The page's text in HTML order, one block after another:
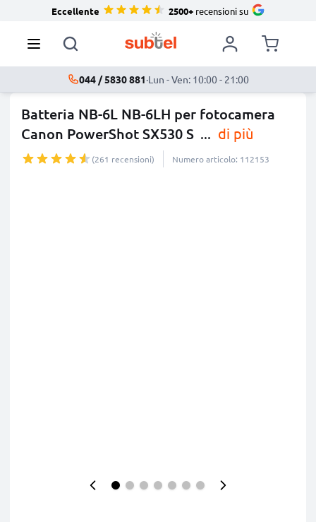
Eccellente 2500+recensioni su
044 / 5830 881·Lun - Ven: 10:00 - 21:00
Batteria NB-6L NB-6LH per fotocamera
Canon PowerShot SX530 S ... di più
(261 recensioni) Numero articolo: 112153